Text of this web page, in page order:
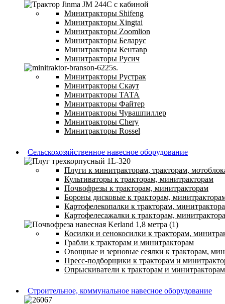
Минитракторы Shifeng
Минитракторы Xingtai
Минитракторы Zoomlion
Минитракторы Беларус
Минитракторы Кентавр
Минитракторы Русич
Минитракторы Рустрак
Минитракторы Скаут
Минитракторы ТАТА
Минитракторы Файтер
Минитракторы Чувашпиллер
Минитракторы Chery
Минитракторы Rossel
Сельскохозяйственное навесное оборудование
Плуги к минитракторам, тракторам,
Культиваторы к тракторам, минитракторам
Почвофрезы к тракторам, минитракторам
Бороны дисковые к тракторам,
Картофелекопалки к тракторам,
Картофелесажалки к тракторам,
Косилки и сенокосилки к тракторам,
Грабли к тракторам и минитракторам
Овощные и зерновые сеялки к тракторам,
Пресс-подборщики к тракторам и
Опрыскиватели к тракторам и минитракторам
Строительное, коммунальное навесное оборудование